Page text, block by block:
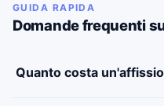
GUIDA RAPIDA
Domande frequenti
Quanto costa